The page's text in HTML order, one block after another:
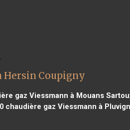
Hersin Coupigny
gaz Viessmann à Mouans
chaudière gaz Viessmann à